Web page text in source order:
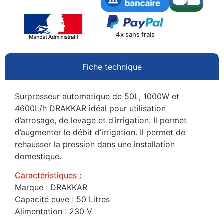
4x sans frais
Fiche technique
Surpresseur automatique de 50L, 1000W et
4600L/h DRAKKAR idéal pour utilisation
d’arrosage, de levage et d’irrigation. Il permet
d’augmenter le débit d’irrigation. Il permet de
rehausser la pression dans une installation
domestique.
Caractéristiques :
Marque : DRAKKAR
Capacité cuve : 50 Litres
Alimentation : 230 V